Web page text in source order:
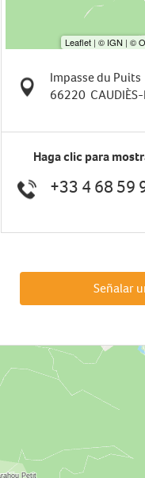
Impasse du Puits
66220
Haga clic para
+33 4 68 59
Señalar